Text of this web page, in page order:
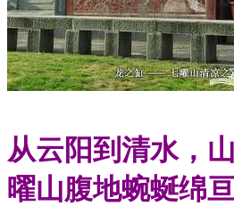
从云阳到清水，
曜山腹地蜿蜒绵